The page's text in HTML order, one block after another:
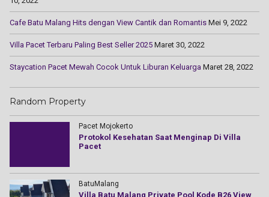
Cаfе Batu Mаlаng Hіtѕ dengan Vіеw Cаntіk dаn Rоmаntіѕ Mei 9, 2022
Villa Pacet Terbaru Paling Best Seller 2025 Maret 30, 2022
Staycation Pacet Mewah Cocok Untuk Liburan Keluarga Maret 28, 2022
Random Property
Pacet Mojokerto
Protokol Kesehatan Saat Menginap Di Villa
Pacet
BatuMalang
Villa Batu Malang Private Pool Kode B26 View